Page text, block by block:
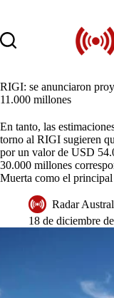
contenido
RIGI: se anunciaron
11.000 millones
En tanto, las
torno al RIGI sugieren
por un valor de USD
30.000 millones
Muerta como el
Radar Austral
18 de diciembre